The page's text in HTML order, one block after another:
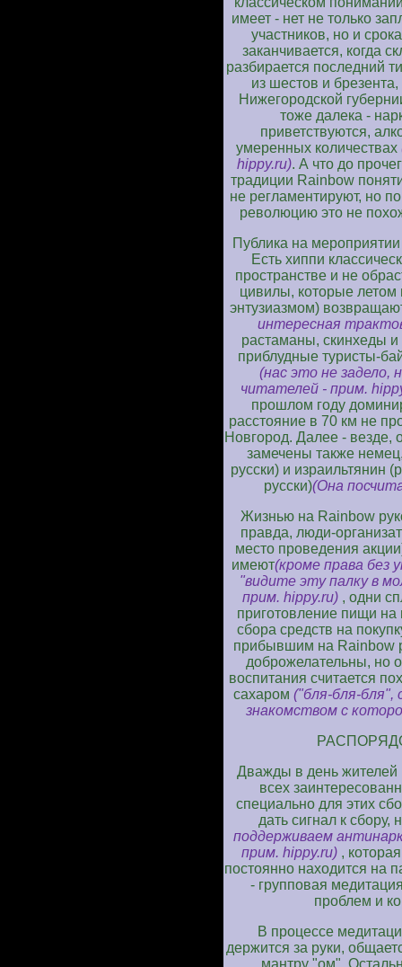
имеет - нет не только
участников, но и
заканчивается, когда
разбирается последний
из шестов и
Нижегородской
тоже далека -
приветствуются,
умеренных количествах
hippy.ru). А что до
традиции Rainbow
не регламентируют, но
революцию это не
Публика на
Есть хиппи
пространстве и не
цивилы, которые летом
энтузиазмом)
интересная
растаманы, скинхеды
приблудные туристы-
(нас это не задело,
читателей - прим.
прошлом году
расстояние в 70 км не
Новгород. Далее - везде,
замечены также
русски) и израильтянин
русски)(Она
Жизнью на Rainbow
правда, люди-
место проведения
имеют(кроме права без
"видите эту палку в
прим. hippy.ru) , одни
приготовление пищи
сбора средств на
прибывшим на Rainbow
доброжелательны, но
воспитания считается
сахаром ("бля-бля-бля",
знакомством с
Дважды в день жителей
всех
специально для этих
дать сигнал к сбору,
поддерживаем
прим. hippy.ru) ,
постоянно находится на
- групповая
проблем и
В процессе
держится за руки,
мантру "ом".